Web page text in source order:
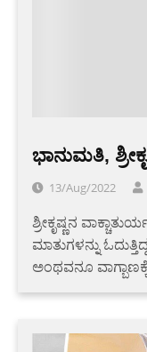
ಭಾನುಮತಿ,
13/Aug/2022
ಶ್ರೀಕೃಷ್ಣನ
ಮಾತುಗಳನ್ನು
ಅಂಥವನೂ